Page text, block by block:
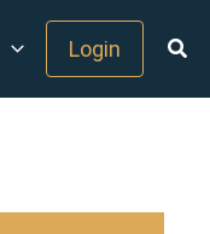
Login